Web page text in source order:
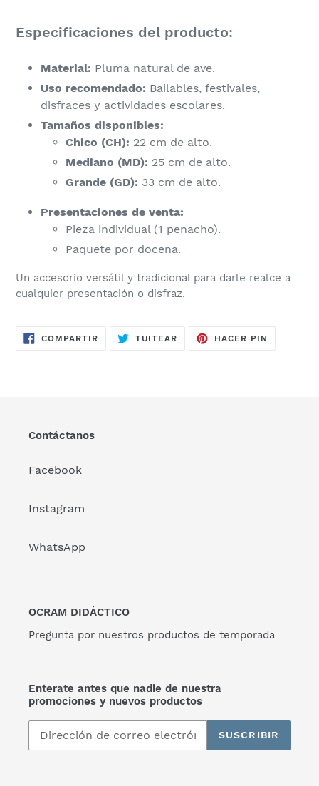
​Especificaciones del producto:
Material: Pluma natural de ave.
Uso recomendado: Bailables, festivales,
disfraces y actividades escolares.
Tamaños disponibles:
Chico (CH): 22 cm de alto.
Mediano (MD): 25 cm de alto.
Grande (GD): 33 cm de alto.
Presentaciones de venta:
​Pieza individual (1 penacho).
​Paquete por docena.
​Un accesorio versátil y tradicional para darle realce a
cualquier presentación o disfraz.
COMPARTIRCOMPARTIRTUITEAR TUITEARHACER PIN
Contáctanos
Facebook
Instagram
WhatsApp
OCRAM DIDÁCTICO
Pregunta por nuestros productos de temporada
Enterate antes que nadie de nuestra
promociones y nuevos productos
SUSCRIBIR